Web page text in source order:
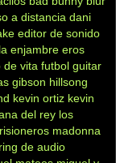
a distancia dani
editor de sonido
enjambre eros
de vita futbol guitar
gibson hillsong
kevin ortiz kevin
del rey los
madonna
de audio